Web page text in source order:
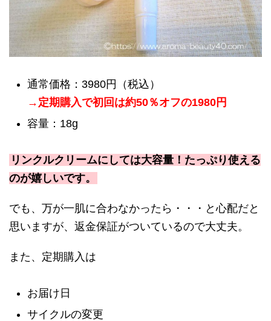
通常価格：3980円（税込）
→定期購入で初回は約50％オフの1980円
容量：18g
リンクルクリームにしては大容量！たっぷり使える
のが嬉しいです。
でも、万が一肌に合わなかったら・・・と心配だと
思いますが、返金保証がついているので大丈夫。
また、定期購入は
お届け日
サイクルの変更